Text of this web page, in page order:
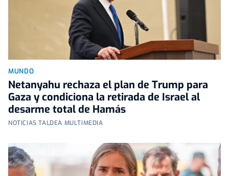
MUNDO
Netanyahu rechaza el plan de Trump para
Gaza y condiciona la retirada de Israel al
desarme total de Hamás
NOTICIAS TALDEA MULTIMEDIA